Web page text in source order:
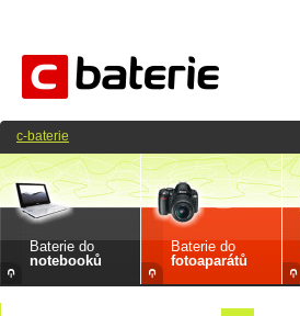
Baterie do
notebooků
Baterie do
fotoaparátů
c-baterie